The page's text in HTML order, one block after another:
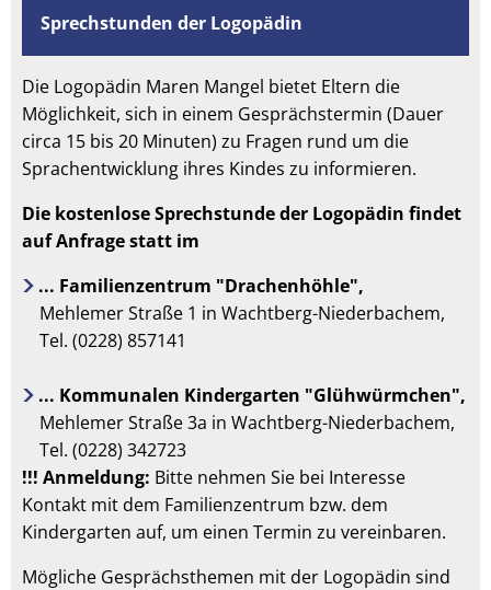
Sprechstunden der Logopädin
Die Logopädin Maren Mangel bietet Eltern die
Möglichkeit, sich in einem Gesprächstermin (Dauer
circa 15 bis 20 Minuten) zu Fragen rund um die
Sprachentwicklung ihres Kindes zu informieren.
Die kostenlose Sprechstunde der Logopädin findet
auf Anfrage statt im
... Familienzentrum "Drachenhöhle",
Mehlemer Straße 1 in Wachtberg-Niederbachem,
Tel. (0228) 857141
... Kommunalen Kindergarten "Glühwürmchen",
Mehlemer Straße 3a in Wachtberg-Niederbachem,
Tel. (0228) 342723
!!! Anmeldung: Bitte nehmen Sie bei Interesse
Kontakt mit dem Familienzentrum bzw. dem
Kindergarten auf, um einen Termin zu vereinbaren.
Mögliche Gesprächsthemen mit der Logopädin sind